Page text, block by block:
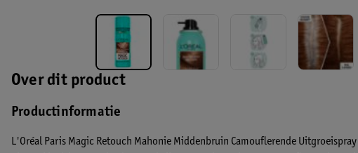
Over dit product
Productinformatie
L'Oréal Paris Magic Retouch Mahonie Middenbruin Camouflerende